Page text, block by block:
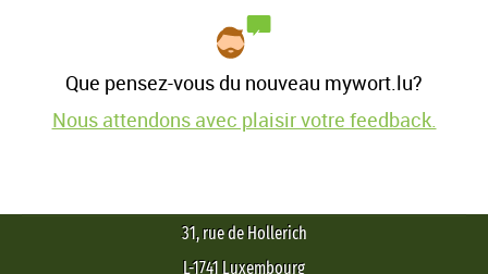
Que pensez-vous du nouveau mywort.lu?
Nous attendons avec plaisir votre feedback.
31, rue de Hollerich
L-1741 Luxembourg